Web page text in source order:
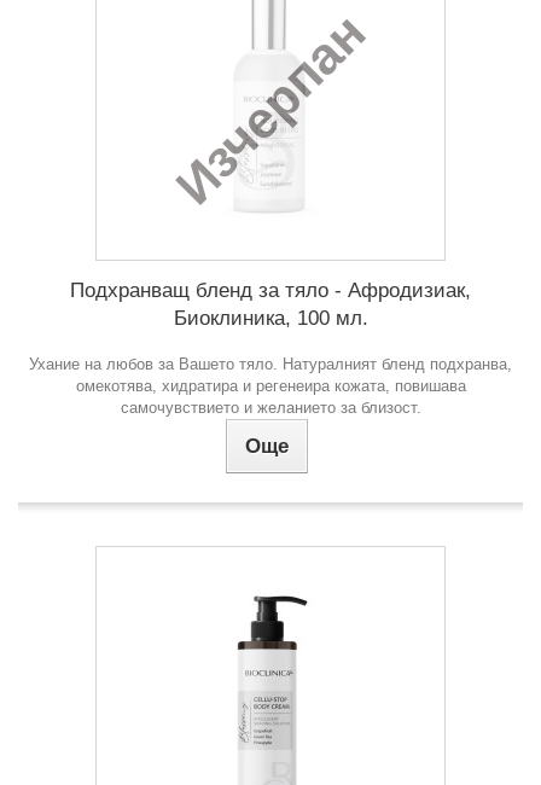
Изчерпан
Подхранващ бленд за тяло - Афродизиак,
Биоклиника, 100 мл.
Ухание на любов за Вашето тяло. Натуралният бленд подхранва,
омекотява, хидратира и регенеира кожата, повишава
самочувствието и желанието за близост.
Още